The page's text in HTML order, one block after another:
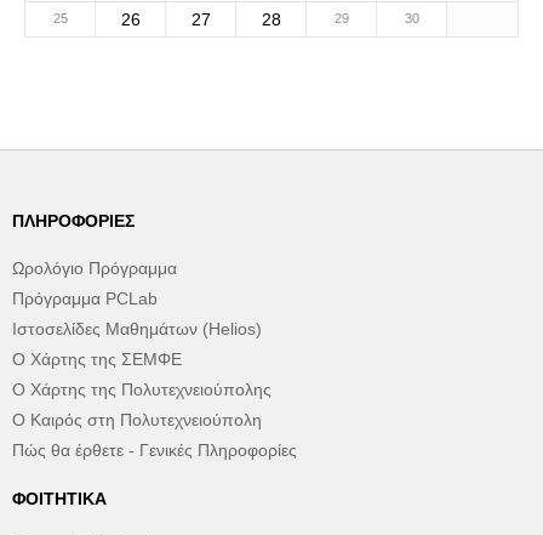
25 26 27 28 29 30
ΠΛΗΡΟΦΟΡΊΕΣ
Ωρολόγιο Πρόγραμμα
Πρόγραμμα PCLab
Ιστοσελίδες Μαθημάτων (Helios)
Ο Χάρτης της ΣΕΜΦΕ
Ο Χάρτης της Πολυτεχνειούπολης
Ο Καιρός στη Πολυτεχνειούπολη
Πώς θα έρθετε - Γενικές Πληροφορίες
ΦΟΙΤΗΤΙΚΆ